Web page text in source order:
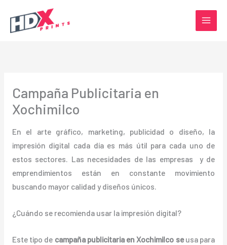
contenido
Campaña Publicitaria en
Xochimilco
En el arte gráfico, marketing, publicidad o diseño, la
impresión digital cada día es más útil para cada uno de
estos sectores. Las necesidades de las empresas y de
emprendimientos están en constante movimiento
buscando mayor calidad y diseños únicos.
¿Cuándo se recomienda usar la impresión digital?
Este tipo de campaña publicitaria en Xochimilco seusa para